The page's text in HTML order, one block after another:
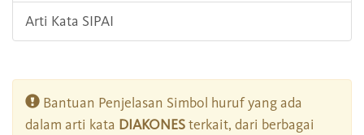
Arti Kata SIPAI
Bantuan Penjelasan Simbol huruf yang ada
dalam arti kata DIAKONESterkait, dari berbagai